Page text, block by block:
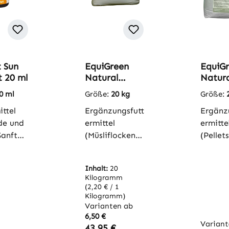
Sternen
20 ml
ml
und
EquiGreen
Natural
Power ohne
Hafer 20 kg
Größe: 20 kg
Ergänzungsfutt
ermittel
(Müsliflocken)
Power-Müsli
ohne
HaferEquiGree
n Natural
Power erfüllt
Inhalt: 20
Kilogramm
(2,20 € / 1
Kilogramm)
Varianten ab
6,50 €
Größe: